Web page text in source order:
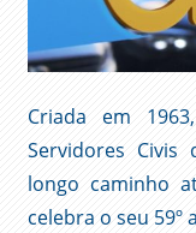
Criada em
Servidores Civis
longo caminho
celebra o seu 59º